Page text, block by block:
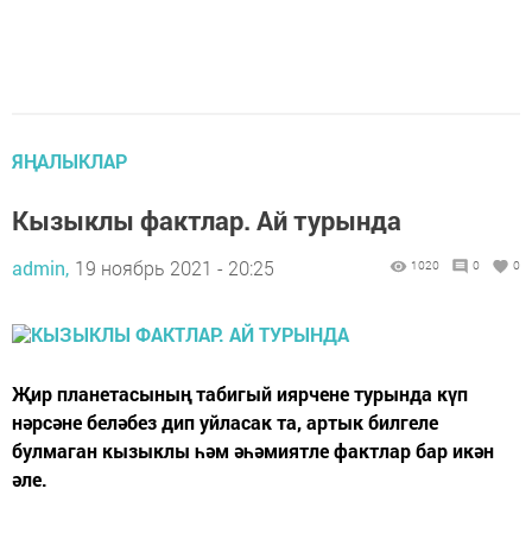
ЯҢАЛЫКЛАР
Кызыклы фактлар. Ай турында
admin, 19 ноябрь 2021 - 20:25 1020 0 0
Җир планетасының табигый иярчене турында күп
нәрсәне беләбез дип уйласак та, артык билгеле
булмаган кызыклы һәм әһәмиятле фактлар бар икән
әле.